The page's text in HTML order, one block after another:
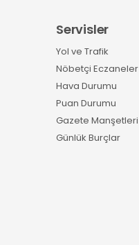
Servisler
Yol ve Trafik
Nöbetçi Eczaneler
Hava Durumu
Puan Durumu
Gazete Manşetleri
Günlük Burçlar